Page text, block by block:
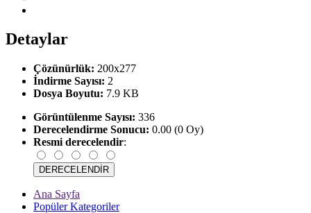
Detaylar
Çözünürlük: 200x277
İndirme Sayısı: 2
Dosya Boyutu: 7.9 KB
Görüntülenme Sayısı: 336
Derecelendirme Sonucu: 0.00 (0 Oy)
Resmi derecelendir:
Ana Sayfa
Popüler Kategoriler